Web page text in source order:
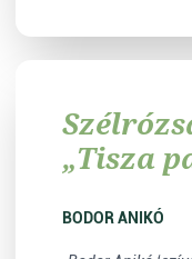
„Tisza
BODOR ANIKÓ